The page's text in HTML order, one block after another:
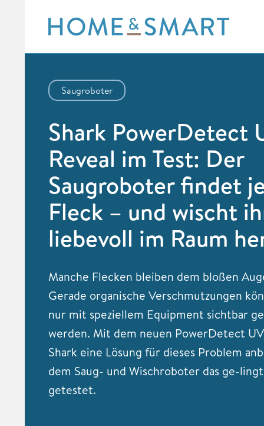
content
Saugroboter
Shark PowerDetect
Reveal im Test: Der
Saugroboter findet
Fleck – und wischt
liebevoll im Raum
Manche Flecken bleiben dem bloßen
Gerade organische Verschmutzungen
nur mit speziellem Equipment sichtbar
werden. Mit dem neuen PowerDetect
Shark eine Lösung für dieses Problem
dem Saug- und Wischroboter das ge-
getestet.